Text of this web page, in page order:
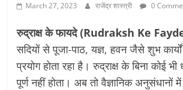
March 27, 2023 राजेंद्र शास्त्री 0
रुद्राक्ष के फायदे (Rudraksh Ke
सदियों से पूजा-पाठ, यज्ञ, हवन जैसे शुभ कार्यों
प्रयोग होता रहा है। रुद्राक्ष के बिना कोई भी
पूर्ण नहीं होता। अब तो वैज्ञानिक अनुसंधानों में